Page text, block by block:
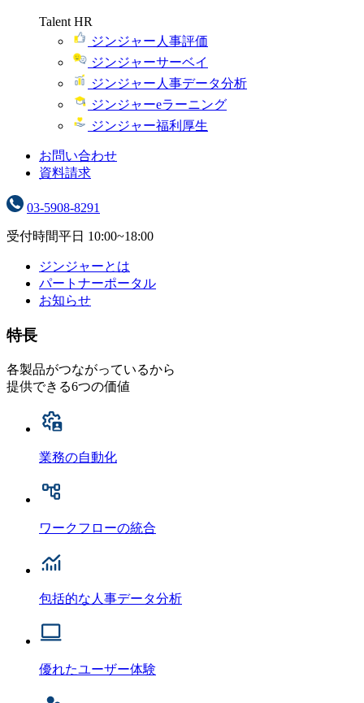
Talent HR
ジンジャー人事評価
ジンジャーサーベイ
ジンジャー人事データ分析
ジンジャーeラーニング
ジンジャー福利厚生
お問い合わせ
資料請求
03-5908-8291
受付時間平日 10:00~18:00
ジンジャーとは
パートナーポータル
お知らせ
特長
各製品がつながっているから
提供できる6つの価値
業務の自動化
ワークフローの統合
包括的な人事データ分析
優れたユーザー体験